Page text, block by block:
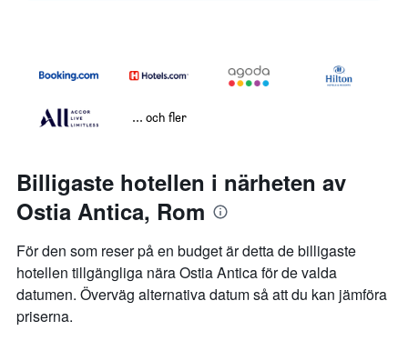
... och fler
Billigaste hotellen i närheten av
Ostia Antica, Rom
För den som reser på en budget är detta de billigaste
hotellen tillgängliga nära Ostia Antica för de valda
datumen. Överväg alternativa datum så att du kan jämföra
priserna.